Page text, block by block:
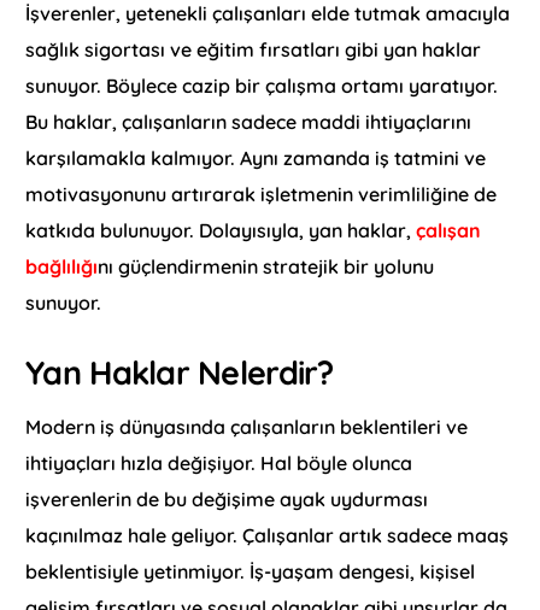
İşverenler, yetenekli çalışanları elde tutmak amacıyla
sağlık sigortası ve eğitim fırsatları gibi yan haklar
sunuyor. Böylece cazip bir çalışma ortamı yaratıyor.
Bu haklar, çalışanların sadece maddi ihtiyaçlarını
karşılamakla kalmıyor. Aynı zamanda iş tatmini ve
motivasyonunu artırarak işletmenin verimliliğine de
katkıda bulunuyor. Dolayısıyla, yan haklar,çalışan
bağlılığını güçlendirmenin stratejik bir yolunu
sunuyor.
Yan Haklar Nelerdir?
Modern iş dünyasında çalışanların beklentileri ve
ihtiyaçları hızla değişiyor. Hal böyle olunca
işverenlerin de bu değişime ayak uydurması
kaçınılmaz hale geliyor. Çalışanlar artık sadece maaş
beklentisiyle yetinmiyor. İş-yaşam dengesi, kişisel